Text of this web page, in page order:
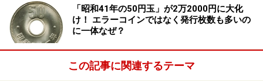
「昭和41年の50円玉」が2万2000円に大化
け！ エラーコインではなく発行枚数も多いの
に一体なぜ？
この記事に関連するテーマ